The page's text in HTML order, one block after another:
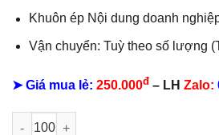
Khuôn ép Nội dung doanh
Vận chuyển: Tuỳ theo số lượng
➤ Giá mua lẻ: 250.000đ – LH Zalo:
Lịch 52 Tuần Phong Cảnh Việt Nam